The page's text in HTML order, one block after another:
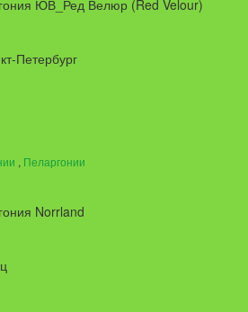
ЮВ_Ред Велюр (Red Velour)
Петербург
, Пеларгонии
Norrland